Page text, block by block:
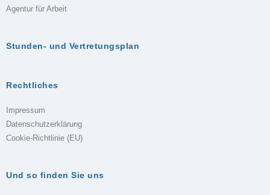
Agentur für Arbeit
Stunden- und Vertretungsplan
Rechtliches
Impressum
Datenschutzerklärung
Cookie-Richtlinie (EU)
Und so finden Sie uns